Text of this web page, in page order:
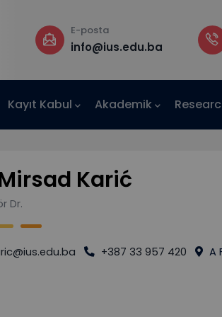
E-posta
info@ius.edu.ba
Kayıt Kabul Akademik
Karić
Dr.
+387 33 957 420 A